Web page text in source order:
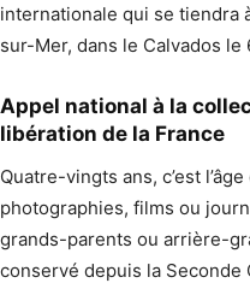
internationale qui se tiendra
sur-Mer, dans le Calvados le
Appel national à la
libération de la France
Quatre-vingts ans, c’est
photographies, films ou
grands-parents ou arrière-
conservé depuis la